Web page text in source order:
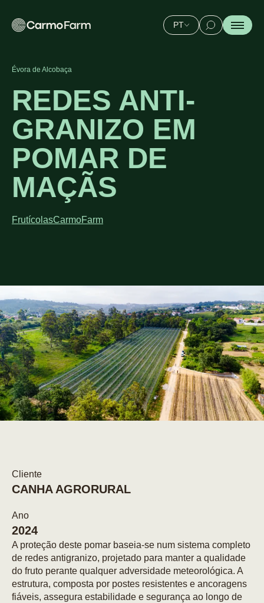
PT
Évora de Alcobaça
REDES ANTI-
GRANIZO EM
POMAR DE
MAÇÃS
FrutícolasCarmoFarm
Cliente
CANHA AGRORURAL
Ano
2024
A proteção deste pomar baseia-se num sistema completo
de redes antigranizo, projetado para manter a qualidade
do fruto perante qualquer adversidade meteorológica. A
estrutura, composta por postes resistentes e ancoragens
fiáveis, assegura estabilidade e segurança ao longo de